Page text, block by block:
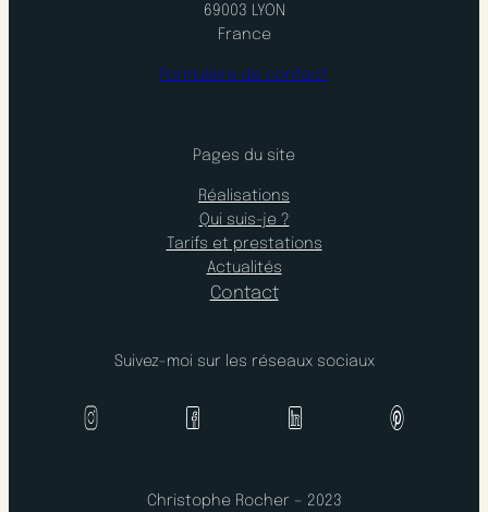
69003 LYON
France
Formulaire de contact
Pages du site
Réalisations
Qui suis-je ?
Tarifs et prestations
Actualités
Contact
Suivez-moi sur les réseaux sociaux
Christophe Rocher – 2023